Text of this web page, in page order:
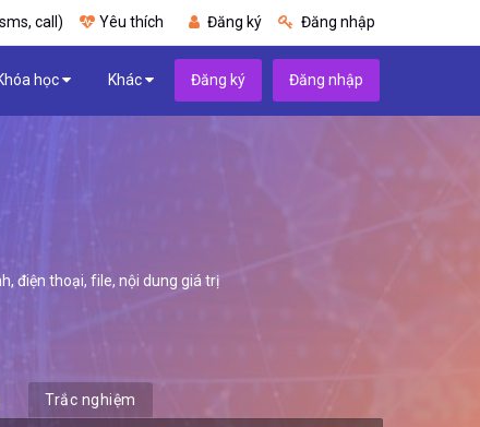
call) Yêu thích Đăng ký Đăng nhập
học Khác Đăng ký Đăng nhập
điện thoại, file, nội dung giá trị
Trắc nghiệm